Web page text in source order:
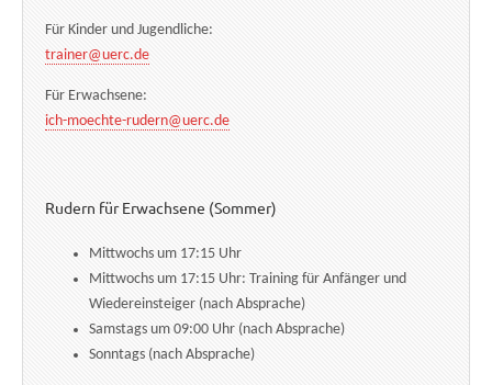
Für Kinder und Jugendliche:
trainer@uerc.de
Für Erwachsene:
ich-moechte-rudern@uerc.de
Rudern für Erwachsene (Sommer)
Mittwochs um 17:15 Uhr
Mittwochs um 17:15 Uhr: Training für Anfänger und
Wiedereinsteiger (nach Absprache)
Samstags um 09:00 Uhr (nach Absprache)
Sonntags (nach Absprache)